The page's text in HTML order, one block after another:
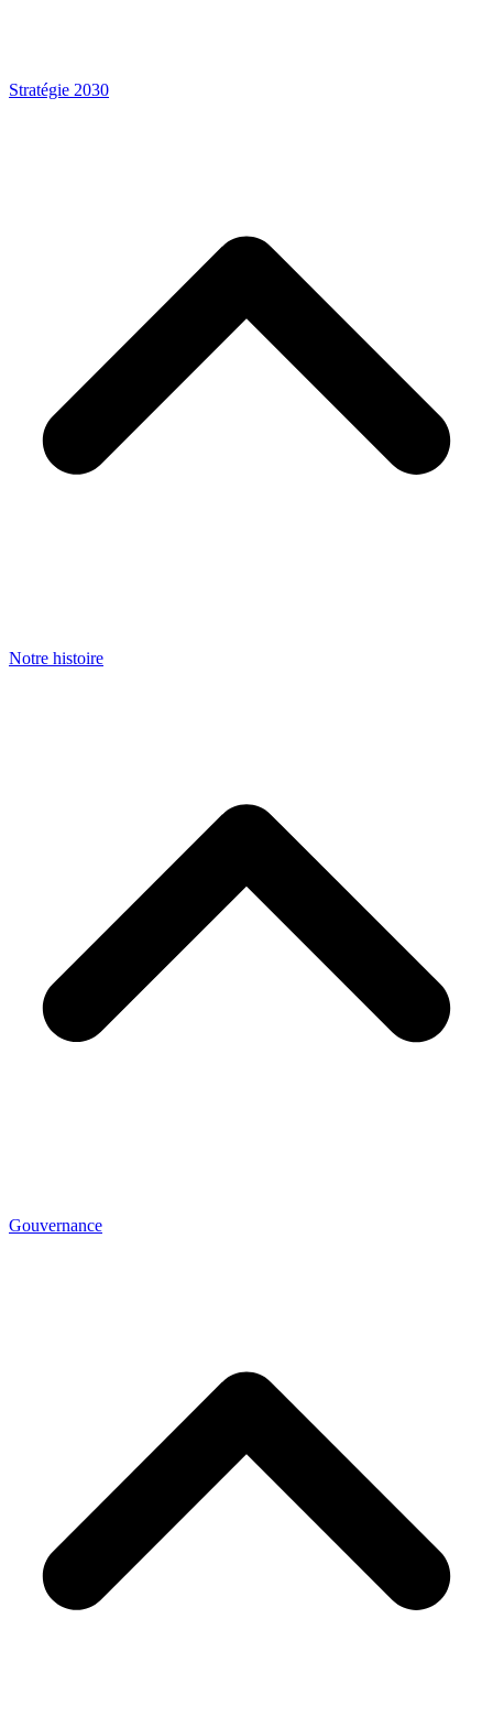
Stratégie 2030
Notre histoire
Gouvernance